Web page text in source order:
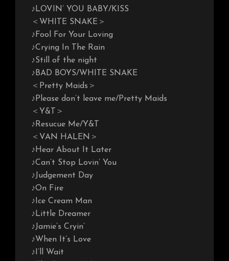
♪LOVIN’ YOU BABY/KISS
＜WHITE SNAKE＞
♪Fool For Your Loving
♪Crying In The Rain
♪Still of the night
♪BAD BOYS/WHITE SNAKE
＜Pretty Maids＞
♪Please don’t leave me/Pretty Maids
＜Y&T＞
♪Resucue Me/Y&T
＜VAN HALEN＞
♪Hear About It Later
♪Can’t Stop Lovin’ You
♪Judgement Day
♪On Fire
♪Ice Cream Man
♪Little Dreamer
♪Jamie’s Cryin’
♪When It’s Love
♪I’ll Wait